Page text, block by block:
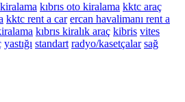
kıbrıs oto kiralama kktc araç
kktc rent a car ercan havalimanı rent a
kıbrıs kiralık araç kibris vites
yastığı standart radyo/kasetçalar sağ